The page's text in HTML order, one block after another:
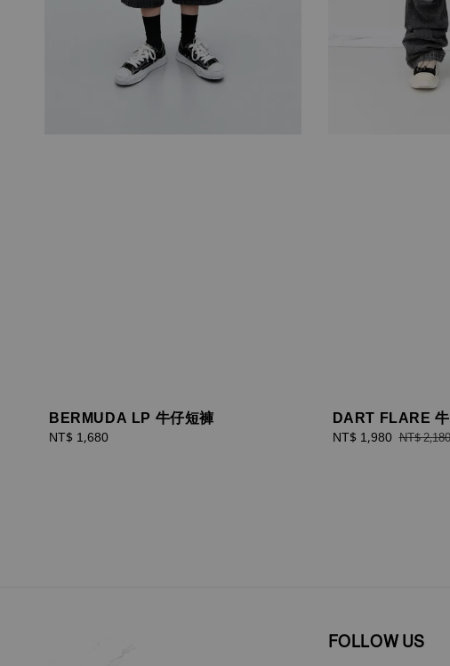
BERMUDA LP 牛仔短褲
Regular
NT$ 1,680
DART FLARE
Sale
NT$ 1,980 Regular
NT$ 2,180
FOLLOW US